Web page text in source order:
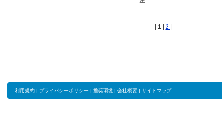
1 2
利用規約 | プライバシーポリシー | 推奨環境 | 会社概要 | サイトマップ